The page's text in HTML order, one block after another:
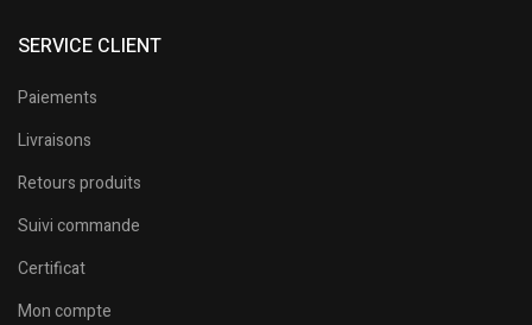
SERVICE CLIENT
Paiements
Livraisons
Retours produits
Suivi commande
Certificat
Mon compte